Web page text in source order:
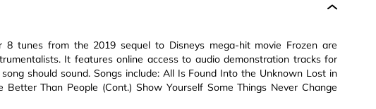
8 tunes from the 2019 sequel to Disneys mega-hit movie Frozen are
It features online access to audio demonstration tracks for
should sound. Songs include: All Is Found Into the Unknown Lost in
Than People (Cont.) Show Yourself Some Things Never Change